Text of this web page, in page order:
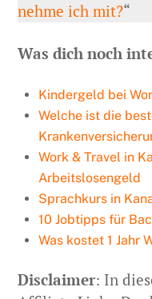
nehme ich mit?“
Was dich noch
Kindergeld bei
Welche ist die
Work & Travel in
Arbeitslosengeld
Sprachkurs in
10 Jobtipps für
Was kostet 1 Jahr
Disclaimer: In